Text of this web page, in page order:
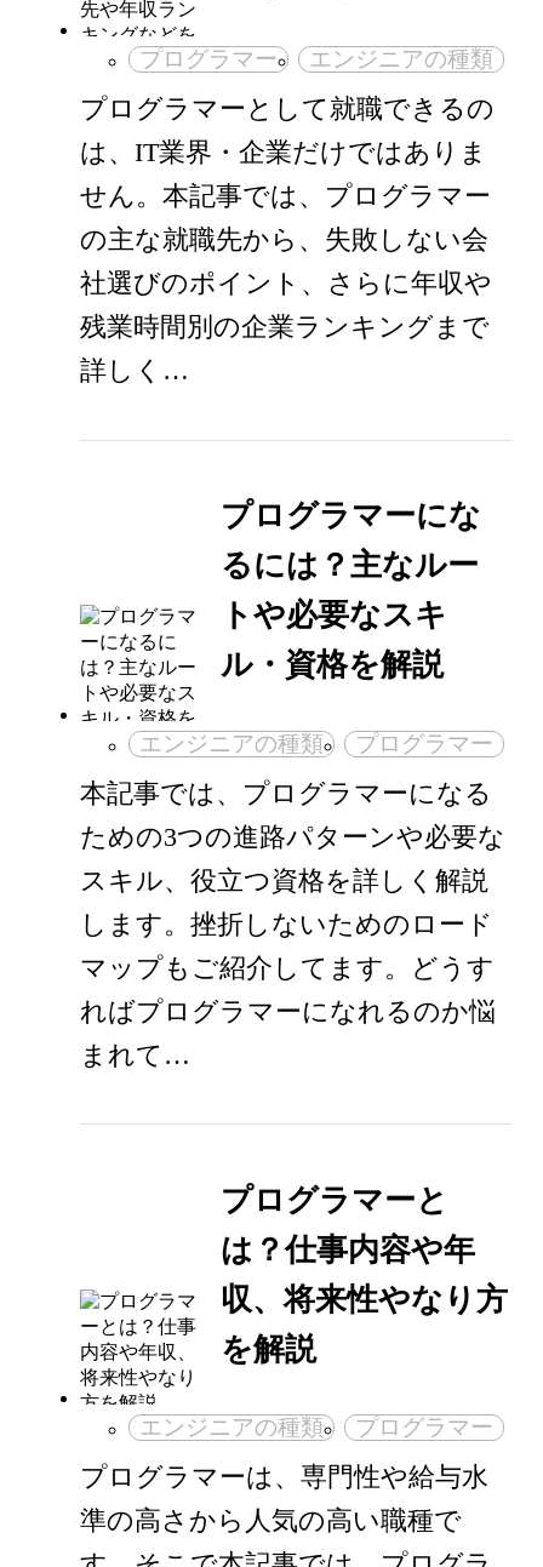
プログラマー エンジニアの種類
プログラマーとして就職できるの
は、IT業界・企業だけではありま
せん。本記事では、プログラマー
の主な就職先から、失敗しない会
社選びのポイント、さらに年収や
残業時間別の企業ランキングまで
詳しく…
プログラマーにな
るには？主なルー
トや必要なスキ
ル・資格を解説
エンジニアの種類 プログラマー
本記事では、プログラマーになる
ための3つの進路パターンや必要な
スキル、役立つ資格を詳しく解説
します。挫折しないためのロード
マップもご紹介してます。どうす
ればプログラマーになれるのか悩
まれて…
プログラマーと
は？仕事内容や年
収、将来性やなり方
を解説
エンジニアの種類 プログラマー
プログラマーは、専門性や給与水
準の高さから人気の高い職種で